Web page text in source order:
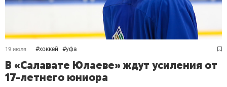
19 июля #хоккей #уфа
В «Салавате Юлаеве» ждут усиления от
17-летнего юниора